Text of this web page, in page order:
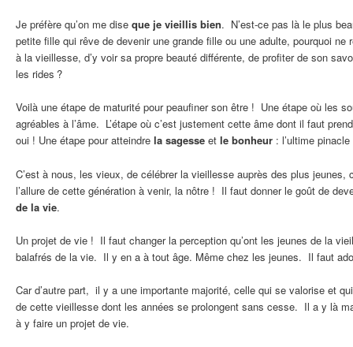
Je préfère qu’on me dise que je vieillis bien. N’est-ce pas là le plus
petite fille qui rêve de devenir une grande fille ou une adulte, pourquoi ne
à la vieillesse, d’y voir sa propre beauté différente, de profiter de son
les rides ?
Voilà une étape de maturité pour peaufiner son être ! Une étape où les
agréables à l’âme. L’étape où c’est justement cette âme dont il faut
oui ! Une étape pour atteindre la sagesse et le bonheur : l’ultime
C’est à nous, les vieux, de célébrer la vieillesse auprès des plus jeunes,
l’allure de cette génération à venir, la nôtre ! Il faut donner le goût de
de la vie.
Un projet de vie ! Il faut changer la perception qu’ont les jeunes de la
balafrés de la vie. Il y en a à tout âge. Même chez les jeunes. Il faut
Car d’autre part, il y a une importante majorité, celle qui se valorise et
de cette vieillesse dont les années se prolongent sans cesse. Il a y là
à y faire un projet de vie.